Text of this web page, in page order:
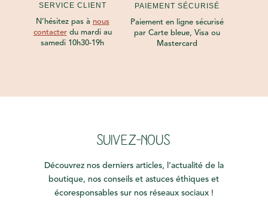
SERVICE CLIENT
N’hésitez pas à nous
contacterdu mardi au
samedi 10h30-19h
PAIEMENT SÉCURISÉ
Paiement en ligne sécurisé
par Carte bleue, Visa ou
Mastercard
SUIVEZ-NOUS
Découvrez nos derniers articles, l’actualité de la
boutique, nos conseils et astuces éthiques et
écoresponsables sur nos réseaux sociaux !